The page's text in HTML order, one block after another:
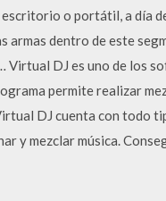
o portátil, a día
armas dentro de este
Virtual DJ es uno de los
permite realizar
DJ cuenta con todo
y mezclar música.